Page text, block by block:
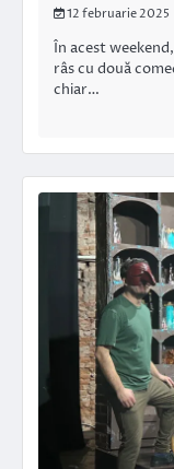
12 februarie 2025
În acest
râs cu două
chiar…